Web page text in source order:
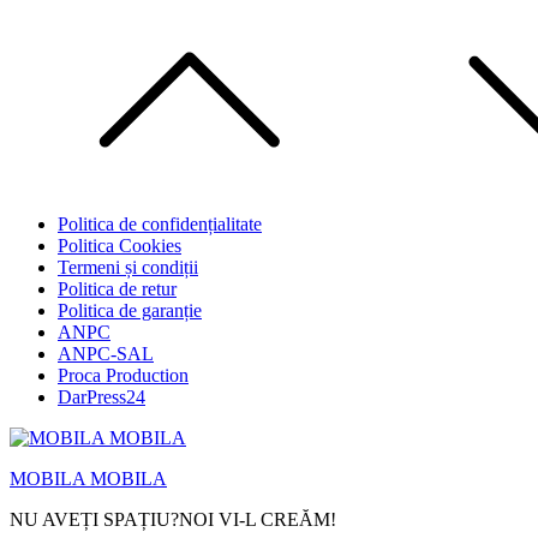
Politica de confidențialitate
Politica Cookies
Termeni și condiții
Politica de retur
Politica de garanție
ANPC
ANPC-SAL
Proca Production
DarPress24
MOBILA MOBILA
NU AVEȚI SPAȚIU?NOI VI-L CREĂM!